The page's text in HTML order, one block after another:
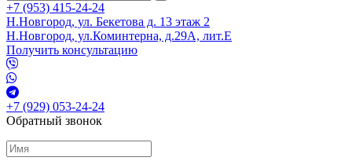
+7 (953) 415-24-24
Н.Новгород, ул. Бекетова д. 13 этаж 2
Н.Новгород, ул.Коминтерна, д.29А, лит.Е
Получить консультацию
+7 (929) 053-24-24
Обратный звонок